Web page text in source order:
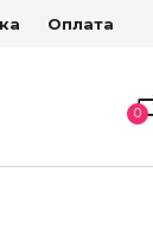
Оплата
0